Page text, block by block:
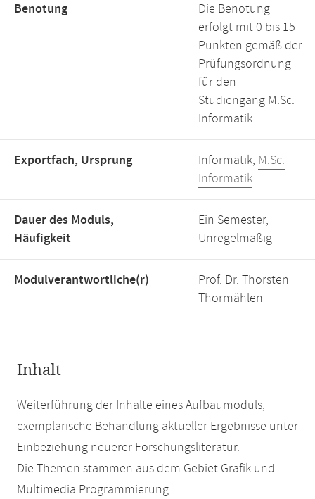
Benotung
Die Benotung
erfolgt mit 0 bis 15
Punkten gemäß der
Prüfungsordnung
für den
Studiengang M.Sc.
Informatik.
Exportfach, Ursprung Informatik, M.Sc.
Informatik
Dauer des Moduls,
Häufigkeit
Ein Semester,
Unregelmäßig
Modulverantwortliche(r)
Prof. Dr. Thorsten
Thormählen
Inhalt
Weiterführung der Inhalte eines Aufbaumoduls,
exemplarische Behandlung aktueller Ergebnisse unter
Einbeziehung neuerer Forschungsliteratur.
Die Themen stammen aus dem Gebiet Grafik und
Multimedia Programmierung.